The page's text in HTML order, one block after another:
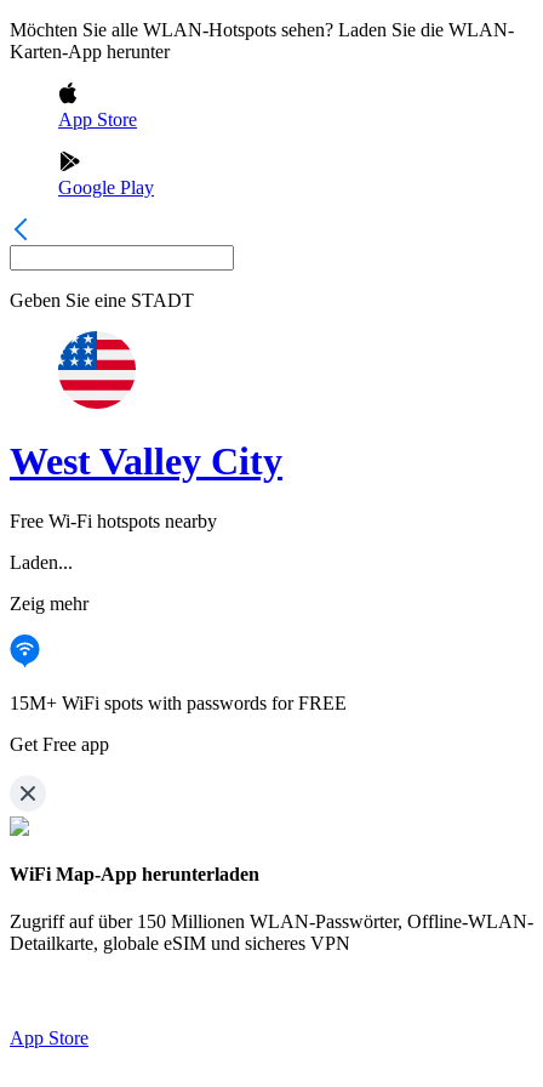
Möchten Sie alle WLAN-Hotspots sehen? Laden Sie die WLAN-
Karten-App herunter
App Store
Google Play
Geben Sie eine STADT
West Valley City
Free Wi-Fi hotspots nearby
Laden...
Zeig mehr
15M+ WiFi spots with passwords for FREE
Get Free app
WiFi Map-App herunterladen
Zugriff auf über 150 Millionen WLAN-Passwörter, Offline-WLAN-
Detailkarte, globale eSIM und sicheres VPN
App Store